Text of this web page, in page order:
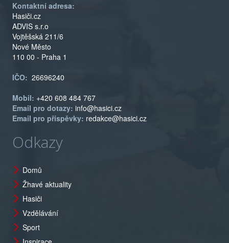
Kontaktní adresa:
Hasiči.cz
ADVIS s.r.o
Vojtěšská 211/6
Nové Město
110 00 - Praha 1
IČO: 26696240
Mobil: +420 608 484 767
Email pro dotazy: info@hasici.cz
Email pro příspěvky: redakce@hasici.cz
Odkazy
Domů
Žhavé aktuality
Hasiči
Vzdělávání
Sport